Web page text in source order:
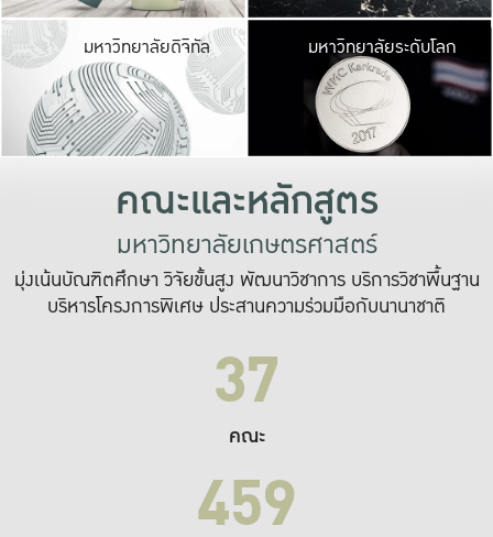
มหาวิทยาลัยดิจิทัล มหาวิ
เปลี่ยนแปลง แล
เพื่อทำง
ระบบสารสนเทศ
มหาวิทยาลัยระดับโลก
คณะและหลักสูตร
มหาวิทยาลัยเกษตรศาสตร์
มุ่งเน้นบัณฑิตศึกษา วิจัยขั้นสูง พัฒนาวิชาการ บริการวิชาพื้นฐาน
บริหารโครงการพิเศษ ประสานความร่วมมือกับนานาชาติ
37
คณะ
459